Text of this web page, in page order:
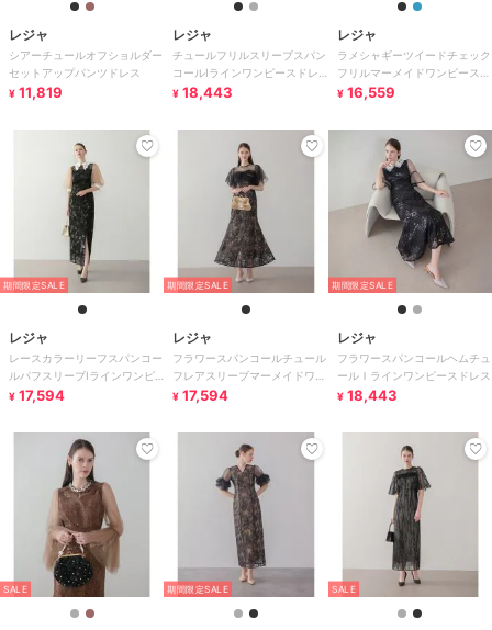
レジャ
シアーチュールオフショルダー
セットアップパンツドレス
¥ 11,819
レジャ
チュールフリルスリーブスパン
コールIラインワンピースドレ
ス
¥ 18,443
レジャ
ラメシャギーツイードチェック
フリルマーメイドワンピースド
レス
¥ 16,559
期間限定SALE
レジャ
レースカラーリーフスパンコー
ルパフスリーブIラインワンピ
ースドレス
¥ 17,594
期間限定SALE
レジャ
フラワースパンコールチュール
フレアスリーブマーメイドワン
ピースドレス
¥ 17,594
期間限定SALE
レジャ
フラワースパンコールヘムチュ
ールＩラインワンピースドレス
¥ 18,443
SALE 期間限定SALE SALE